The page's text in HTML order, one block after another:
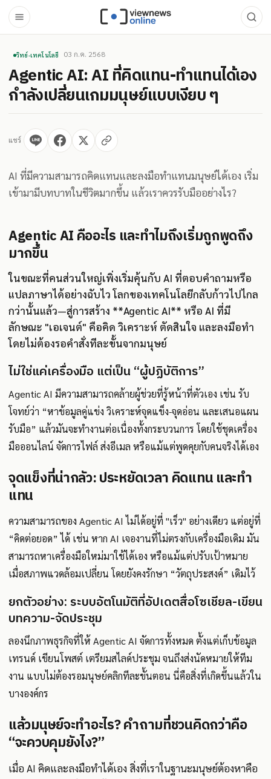
วิทย์-เทคโนโลยี 03 ก.ค. 2568
Agentic AI: AI ที่คิดแทน-ทำแทนได้เอง
กำลังเปลี่ยนเกมมนุษย์แบบเงียบ ๆ
แชร์
AI ที่มีความสามารถคิดแทนและลงมือทำแทนมนุษย์ได้เอง เริ่ม
เข้ามามีบทบาทในชีวิตมากขึ้น แล้วเราควรรับมืออย่างไร?
Agentic AI คืออะไร และทำไมถึงเริ่มถูกพูดถึง
มากขึ้น
ในขณะที่คนส่วนใหญ่เพิ่งเริ่มคุ้นกับ AI ที่ตอบคำถามหรือ
แปลภาษาได้อย่างฉับไว โลกของเทคโนโลยีกลับก้าวไปไกล
กว่านั้นแล้ว—สู่การสร้าง **Agentic AI** หรือ AI ที่มี
ลักษณะ "เอเจนต์" คือคิด วิเคราะห์ ตัดสินใจ และลงมือทำ
โดยไม่ต้องรอคำสั่งทีละขั้นจากมนุษย์
ไม่ใช่แค่เครื่องมือ แต่เป็น “ผู้ปฏิบัติการ”
Agentic AI มีความสามารถคล้ายผู้ช่วยที่รู้หน้าที่ตัวเอง เช่น รับ
โจทย์ว่า “หาข้อมูลคู่แข่ง วิเคราะห์จุดแข็ง-จุดอ่อน และเสนอแผน
รับมือ” แล้วมันจะทำงานต่อเนื่องทั้งกระบวนการ โดยใช้ชุดเครื่อง
มือออนไลน์ จัดการไฟล์ ส่งอีเมล หรือแม้แต่พูดคุยกับคนจริงได้เอง
จุดแข็งที่น่ากลัว: ประหยัดเวลา คิดแทน และทำ
แทน
ความสามารถของ Agentic AI ไม่ได้อยู่ที่ "เร็ว" อย่างเดียว แต่อยู่ที่
“คิดต่อยอด” ได้ เช่น หาก AI เจองานที่ไม่ตรงกับเครื่องมือเดิม มัน
สามารถหาเครื่องมือใหม่มาใช้ได้เอง หรือแม้แต่ปรับเป้าหมาย
เมื่อสภาพแวดล้อมเปลี่ยน โดยยังคงรักษา “วัตถุประสงค์” เดิมไว้
ยกตัวอย่าง: ระบบอัตโนมัติที่อัปเดตสื่อโซเชียล-เขียน
บทความ-จัดประชุม
ลองนึกภาพธุรกิจที่ให้ Agentic AI จัดการทั้งหมด ตั้งแต่เก็บข้อมูล
เทรนด์ เขียนโพสต์ เตรียมสไลด์ประชุม จนถึงส่งนัดหมายให้ทีม
งาน แบบไม่ต้องรอมนุษย์คลิกทีละขั้นตอน นี่คือสิ่งที่เกิดขึ้นแล้วใน
บางองค์กร
แล้วมนุษย์จะทำอะไร? คำถามที่ชวนคิดกว่าคือ
“จะควบคุมยังไง?”
เมื่อ AI คิดและลงมือทำได้เอง สิ่งที่เราในฐานะมนุษย์ต้องหาคือ